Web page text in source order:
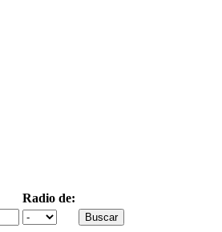
Radio de: